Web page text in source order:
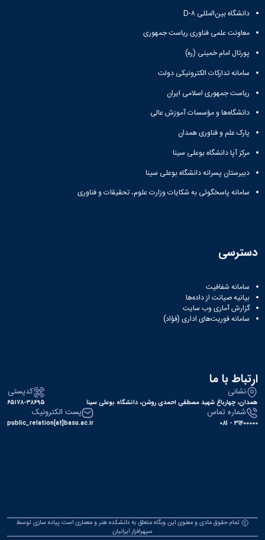
دانشگاه بین‌المللی D-۸
معاونت علمی فناوری ریاست جمهوری
پورتال امام خمینی (ره)
سامانه تدارکات الکترونیکی دولت
ریاست جمهوری اسلامی ایران
دانشگاه‌ها و مؤسسات آموزش عالی
پارک علم و فناوری همدان
مرکز آپا دانشگاه بوعلی سینا
دبیرستان پسرانه دانشگاه بوعلی سینا
سامانه پاسخگوئی به شکایات وزارت علوم، تحقیقات و فناوری
دسترسی
سامانه شفافیت
بیانیه صیانت از داده‌ها
گزارش آماری وب‌ سایت
سامانه فوریت‌های اداری (فؤاد)
ارتباط با ما
نشانی
همدان، چهارباغ شهید مصطفی احمدی روشن، دانشگاه بوعلی سینا
کدپستی
۶۵۱۷۸-۳۸۶۹۵
شماره تماس
31400000 - 081
پست الکترونیک
public_relation[at]basu.ac.ir
تمام حقوق مادی و معنوی این وبگاه متعلق به دانشکده هنر و معماری است.پیاده سازی توسط
سپهرافزار ایرانیان